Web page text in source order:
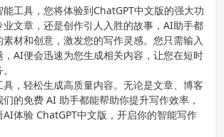
能工具，您将体验到ChatGPT中文版的强大功
文章，还是创作引人入胜的故事，AI助手都
材和创意，激发您的写作灵感。您只需输入
，AI便会迅速为您生成相关内容，让您在短时
，轻松生成高质量内容。无论是文章、博客
的免费 AI 助手都能帮助你提升写作效率，
AI体验 ChatGPT中文版 ，开启你的智能写作